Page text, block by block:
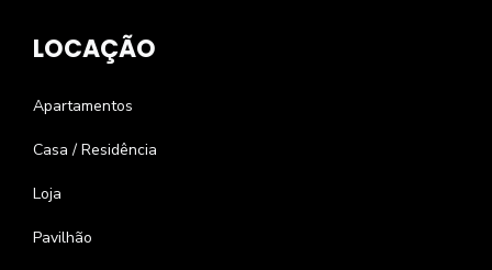
LOCAÇÃO
Apartamentos
Casa / Residência
Loja
Pavilhão